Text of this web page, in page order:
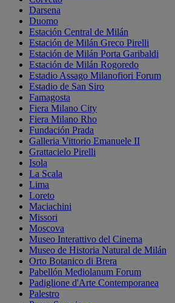
Darsena
Duomo
Estación Central de Milán
Estación de Milán Greco Pirelli
Estación de Milán Porta Garibaldi
Estación de Milán Rogoredo
Estadio Assago Milanofiori Forum
Estadio de San Siro
Famagosta
Fiera Milano City
Fiera Milano Rho
Fundación Prada
Galleria Vittorio Emanuele II
Grattacielo Pirelli
Isola
La Scala
Lima
Loreto
Maciachini
Missori
Moscova
Museo Interattivo del Cinema
Museo de Historia Natural de Milán
Orto Botanico di Brera
Pabellón Mediolanum Forum
Padiglione d'Arte Contemporanea
Palestro